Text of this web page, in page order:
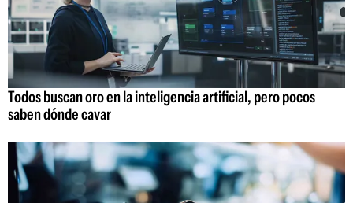
Todos buscan oro en la inteligencia artificial, pero pocos
saben dónde cavar